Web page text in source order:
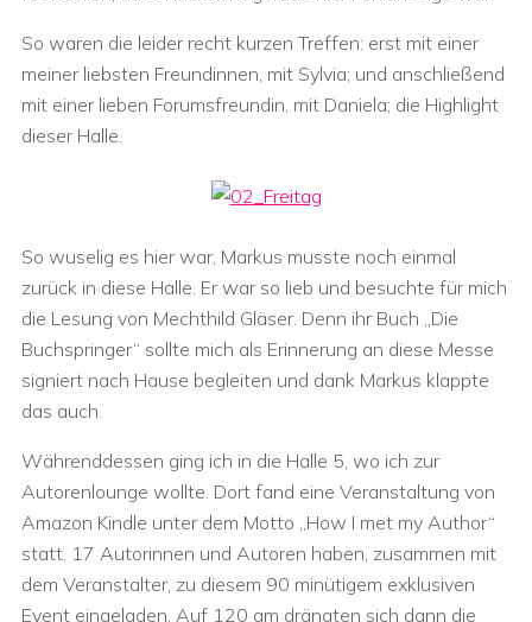
So waren die leider recht kurzen Treffen: erst mit einer
meiner liebsten Freundinnen, mit Sylvia; und anschließend
mit einer lieben Forumsfreundin, mit Daniela; die Highlight
dieser Halle.
So wuselig es hier war, Markus musste noch einmal
zurück in diese Halle. Er war so lieb und besuchte für mich
die Lesung von Mechthild Gläser. Denn ihr Buch „Die
Buchspringer“ sollte mich als Erinnerung an diese Messe
signiert nach Hause begleiten und dank Markus klappte
das auch.
Währenddessen ging ich in die Halle 5, wo ich zur
Autorenlounge wollte. Dort fand eine Veranstaltung von
Amazon Kindle unter dem Motto „How I met my Author“
statt. 17 Autorinnen und Autoren haben, zusammen mit
dem Veranstalter, zu diesem 90 minütigem exklusiven
Event eingeladen. Auf 120 qm drängten sich dann die